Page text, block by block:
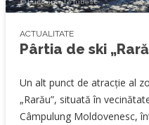
© Bucovina, te iubesc
ACTUALITATE
Pârtia de ski
Un alt punct de atracție al
„Rarău”, situată în
Câmpulung Moldovenesc,